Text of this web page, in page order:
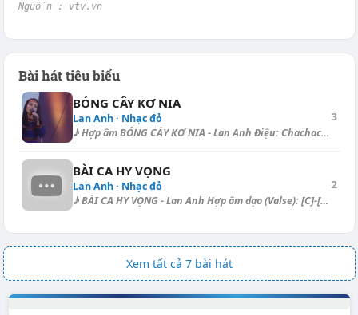
Nguồn : vtv.vn
Bài hát tiêu biểu
BÓNG CÂY KƠ NIA
Lan Anh · Nhạc đỏ
♪ Hợp âm BÓNG CÂY KƠ NIA - Lan Anh Điệu: Chachacha, Capo I.: Buổi sáng [...
3
BÀI CA HY VỌNG
Lan Anh · Nhạc đỏ
♪ BÀI CA HY VỌNG - Lan Anh Hợp âm dạo (Valse): [C]-[C] | [Bm]-[Bm] [Am]...
2
Xem tất cả 7 bài hát